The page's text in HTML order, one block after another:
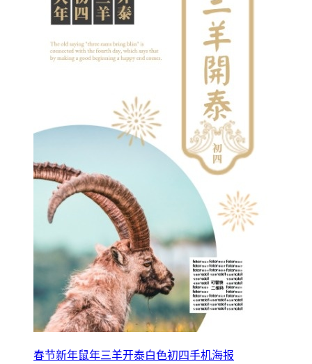
春节新年鼠年三羊开泰白色初四手机海报